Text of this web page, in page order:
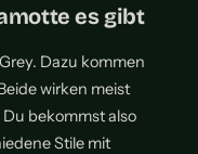
es gibt
Dazu kommen
wirken meist
bekommst also
Stile mit